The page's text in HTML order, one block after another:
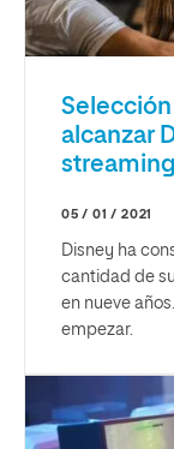
alcanzar
05 / 01 / 2021
Disney ha
cantidad de
en nueve
empezar.